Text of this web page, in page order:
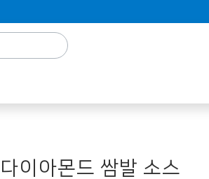
다이아몬드 쌈발 소스